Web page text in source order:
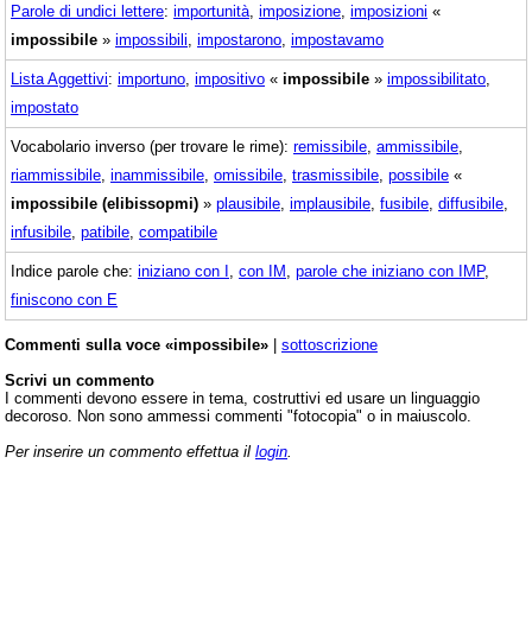
Parole di undici lettere: importunità imposizione imposizioni «
impossibile » impossibili impostarono impostavamo
Lista Aggettivi: importuno impositivo « impossibile » impossibilitato
impostato
Vocabolario inverso (per trovare le rime): remissibile ammissibile
riammissibile inammissibile omissibile trasmissibile possibile «
impossibile (elibissopmi) » plausibile implausibile fusibile diffusibile
infusibile patibile compatibile
Indice parole che: iniziano con I con IM parole che iniziano con IMP,
finiscono con E
Commenti sulla voce «impossibile» | sottoscrizione
Scrivi un commento
I commenti devono essere in tema, costruttivi ed usare un linguaggio
decoroso. Non sono ammessi commenti "fotocopia" o in maiuscolo.
Per inserire un commento effettua il login